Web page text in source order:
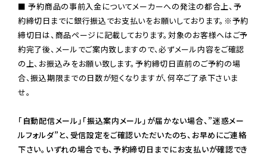
■ 予約商品の事前入金についてメーカーへの発注の都合上、予
約締切日までに銀行振込でお支払いをお願いしております。※予約
締切日は、商品ページに記載しております。対象のお客様へはご予
約完了後、メールでご案内致しますので、必ずメール内容をご確認
の上、お振込みをお願い致します。予約締切日直前のご予約の場
合、振込期限までの日数が短くなりますが、何卒ご了承下さいま
せ。
「自動配信メール」「振込案内メール」が届かない場合、”迷惑メー
ルフォルダ”と、受信設定をご確認いただいたのち、お早めにご連絡
下さい。いずれの場合でも、予約締切日までにお支払いが確認でき